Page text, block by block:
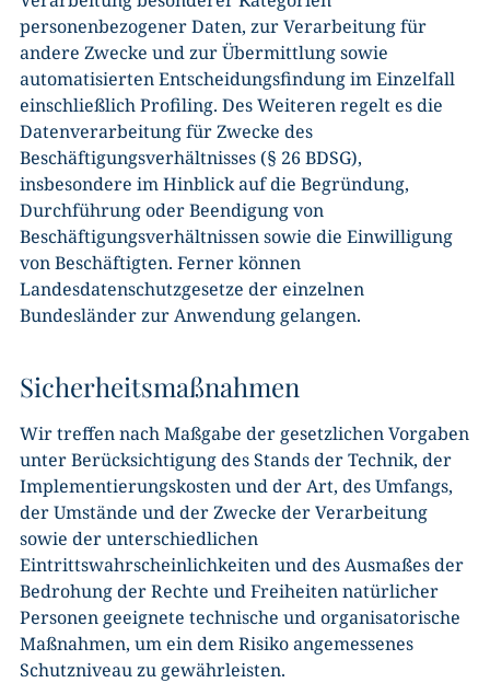
personenbezogener Daten, zur Verarbeitung für
andere Zwecke und zur Übermittlung sowie
automatisierten Entscheidungsfindung im Einzelfall
einschließlich Profiling. Des Weiteren regelt es die
Datenverarbeitung für Zwecke des
Beschäftigungsverhältnisses (§ 26 BDSG),
insbesondere im Hinblick auf die Begründung,
Durchführung oder Beendigung von
Beschäftigungsverhältnissen sowie die Einwilligung
von Beschäftigten. Ferner können
Landesdatenschutzgesetze der einzelnen
Bundesländer zur Anwendung gelangen.
Sicherheitsmaßnahmen
Wir treffen nach Maßgabe der gesetzlichen Vorgaben
unter Berücksichtigung des Stands der Technik, der
Implementierungskosten und der Art, des Umfangs,
der Umstände und der Zwecke der Verarbeitung
sowie der unterschiedlichen
Eintrittswahrscheinlichkeiten und des Ausmaßes der
Bedrohung der Rechte und Freiheiten natürlicher
Personen geeignete technische und organisatorische
Maßnahmen, um ein dem Risiko angemessenes
Schutzniveau zu gewährleisten.